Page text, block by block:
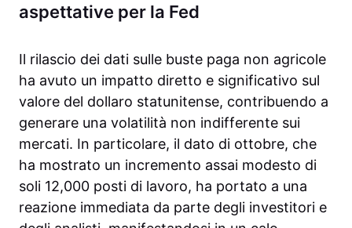
aspettative per la Fed
Il rilascio dei dati sulle buste paga non agricole
ha avuto un impatto diretto e significativo sul
valore del dollaro statunitense, contribuendo a
generare una volatilità non indifferente sui
mercati. In particolare, il dato di ottobre, che
ha mostrato un incremento assai modesto di
soli 12,000 posti di lavoro, ha portato a una
reazione immediata da parte degli investitori e